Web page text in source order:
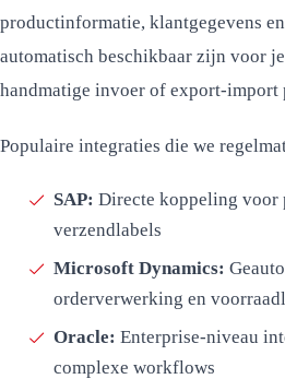
productinformatie, klantgegevens
automatisch beschikbaar zijn voor
handmatige invoer of export-import
Populaire integraties die we
SAP: Directe koppeling voor
verzendlabels
Microsoft Dynamics:
orderverwerking en
Oracle: Enterprise-niveau
complexe workflows